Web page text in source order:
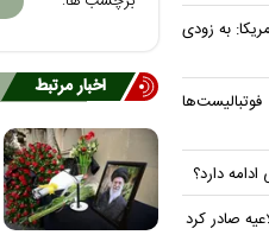
اخبار مرتبط
به زودی
دارد؟
صادر کرد